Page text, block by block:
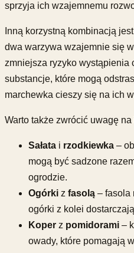
sprzyja ich wzajemnemu
Inną korzystną kombinacją jest
dwa warzywa wzajemnie się
zmniejsza ryzyko wystąpienia
substancje, które mogą
marchewka cieszy się na ich
Warto także zwrócić uwagę
Sałata i rzodkiewka –
mogą być sadzone
ogrodzie.
Ogórki z fasolą – fasola
ogórki z kolei
Koper z pomidorami –
owady, które pomagają